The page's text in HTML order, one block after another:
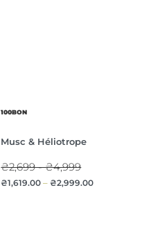
100BON
Musc & Héliotrope
₴2,699 - ₴4,999
₴1,619.00 – ₴2,999.00